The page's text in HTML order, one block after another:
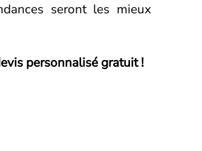
seront les mieux
personnalisé gratuit !